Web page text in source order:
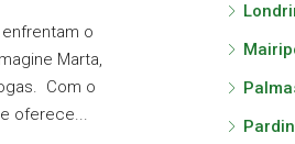
o
Marta,
Com o
oferece...